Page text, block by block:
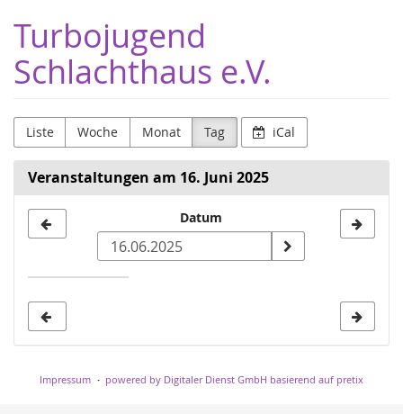
Haupt-
Inhalt
springen
Turbojugend
Schlachthaus e.V.
Liste Woche Monat Tag iCal
Veranstaltungen am 16. Juni 2025
zur
Anzeige
Datum
Impressum powered by Digitaler Dienst GmbH basierend auf pretix